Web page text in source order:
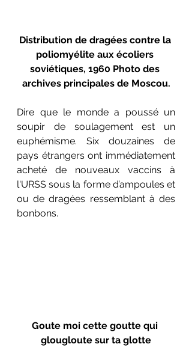
Distribution de dragées contre la
poliomyélite aux écoliers
soviétiques, 1960 Photo des
archives principales de Moscou.
Dire que le monde a poussé un
soupir de soulagement est un
euphémisme. Six douzaines de
pays étrangers ont immédiatement
acheté de nouveaux vaccins à
l'URSS sous la forme d’ampoules et
ou de dragées ressemblant à des
bonbons.
Goute moi cette goutte qui
glougloute sur ta glotte